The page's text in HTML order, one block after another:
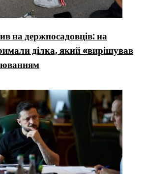
на держпосадовців: на
ділка, який «вирішував